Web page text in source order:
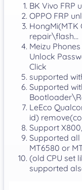
BK Vivo FRP
OPPO FRP
repair\flash…
Meizu
Unlock
Click
supported
Supported
LeEco
id)
Support
Supported all
MT6580 or
(old CPU set
supported